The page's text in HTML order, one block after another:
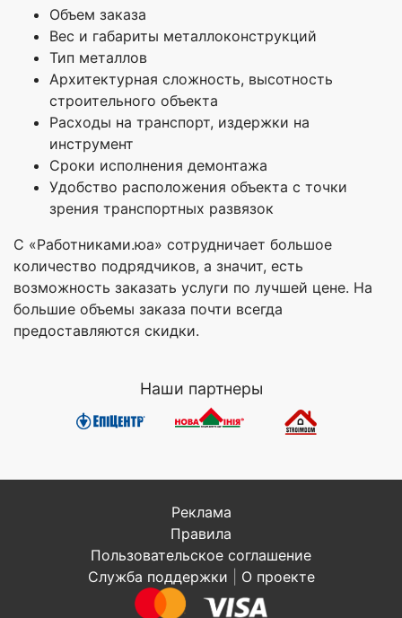
Объем заказа
Вес и габариты металлоконструкций
Тип металлов
Архитектурная сложность, высотность
строительного объекта
Расходы на транспорт, издержки на
инструмент
Сроки исполнения демонтажа
Удобство расположения объекта с точки
зрения транспортных развязок
С «Работниками.юа» сотрудничает большое
количество подрядчиков, а значит, есть
возможность заказать услуги по лучшей цене. На
большие объемы заказа почти всегда
предоставляются скидки.
Наши партнеры
Реклама
Правила
Пользовательское соглашение
Служба поддержки
О проекте